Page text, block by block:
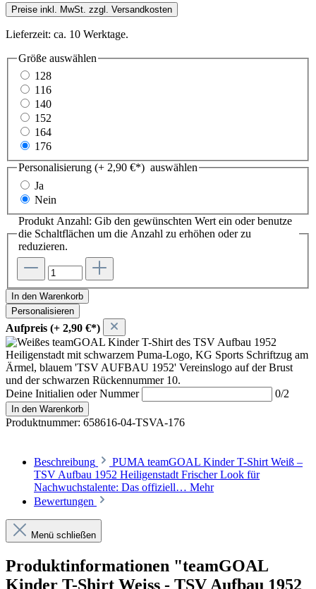
Preise inkl. MwSt. zzgl. Versandkosten
Lieferzeit: ca. 10 Werktage.
Größe auswählen
128
116
140
152
164
176
Personalisierung (+ 2,90 €*) auswählen
Ja
Nein
Produkt Anzahl: Gib den gewünschten Wert ein oder benutze
die Schaltflächen um die Anzahl zu erhöhen oder zu
reduzieren.
In den Warenkorb
Personalisieren
Aufpreis (+ 2,90 €*)
Deine Initialien oder Nummer 0/2
In den Warenkorb
Produktnummer: 658616-04-TSVA-176
Beschreibung
PUMA teamGOAL Kinder T-Shirt Weiß –
TSV Aufbau 1952 Heiligenstadt Frischer Look für
Nachwuchstalente: Das offiziell… Mehr
Bewertungen
Menü schließen
Produktinformationen "teamGOAL
Kinder T-Shirt Weiss - TSV Aufbau 1952